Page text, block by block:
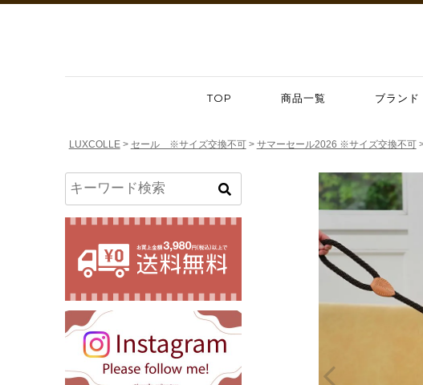
TOP 商品一覧 ブランド
LUXCOLLE セール ※サイズ交換不可 サマーセール2026 ※サイズ交換不可